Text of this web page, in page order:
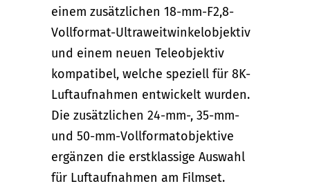
einem zusätzlichen 18-mm-F2,8-
Vollformat-Ultraweitwinkelobjektiv
und einem neuen Teleobjektiv
kompatibel, welche speziell für 8K-
Luftaufnahmen entwickelt wurden.
Die zusätzlichen 24-mm-, 35-mm-
und 50-mm-Vollformatobjektive
ergänzen die erstklassige Auswahl
für Luftaufnahmen am Filmset.